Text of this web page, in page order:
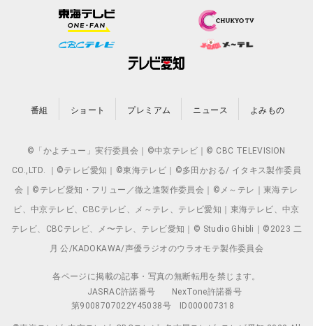
番組 ショート プレミアム ニュース よみもの
©「かよチュー」実行委員会｜©中京テレビ｜© CBC TELEVISION
CO.,LTD. ｜©テレビ愛知｜©東海テレビ｜©多田かおる/ イタキス製作委員
会｜©テレビ愛知・フリュー／徹之進製作委員会｜©メ～テレ｜東海テレ
ビ、中京テレビ、CBCテレビ、メ～テレ、テレビ愛知｜東海テレビ、中京
テレビ、CBCテレビ、メ〜テレ、テレビ愛知｜© Studio Ghibli｜©2023 二
月 公/KADOKAWA/声優ラジオのウラオモテ製作委員会
各ページに掲載の記事・写真の無断転用を禁じます。
JASRAC許諾番号
NexTone許諾番号
第9008707022Y45038号
ID000007318